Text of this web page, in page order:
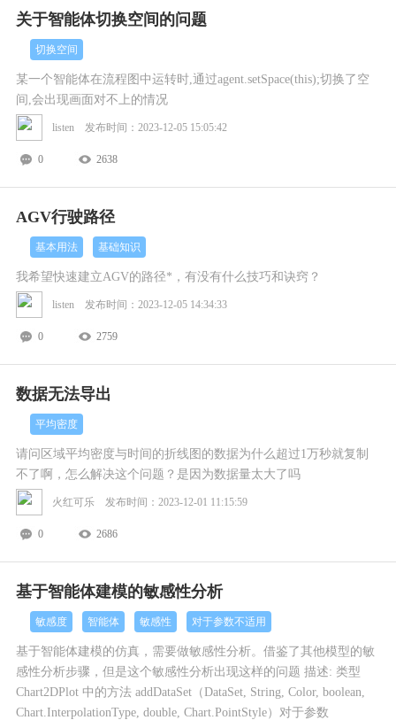
关于智能体切换空间的问题
切换空间
某一个智能体在流程图中运转时,通过agent.setSpace(this);切换了空
间,会出现画面对不上的情况
listen 发布时间：2023-12-05 15:05:42
0 2638
AGV行驶路径
基本用法 基础知识
我希望快速建立AGV的路径*，有没有什么技巧和诀窍？
listen 发布时间：2023-12-05 14:34:33
0 2759
数据无法导出
平均密度
请问区域平均密度与时间的折线图的数据为什么超过1万秒就复制
不了啊，怎么解决这个问题？是因为数据量太大了吗
火红可乐 发布时间：2023-12-01 11:15:59
0 2686
基于智能体建模的敏感性分析
敏感度 智能体 敏感性 对于参数不适用
基于智能体建模的仿真，需要做敏感性分析。借鉴了其他模型的敏
感性分析步骤，但是这个敏感性分析出现这样的问题 描述: 类型
Chart2DPlot 中的方法 addDataSet（DataSet, String, Color, boolean,
Chart.InterpolationType, double, Chart.PointStyle）对于参数